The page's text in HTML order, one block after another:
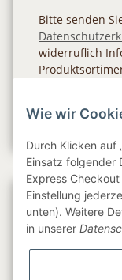
Bitte senden
widerruflich
Gesetzliche
Wie wir
Durch Klicken auf
Einsatz folgender
Express
Einstellung
unten). Weitere
in unserer